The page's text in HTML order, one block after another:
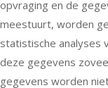
opvraging en de
meestuurt, worden
statistische analyses
deze gegevens
gegevens worden